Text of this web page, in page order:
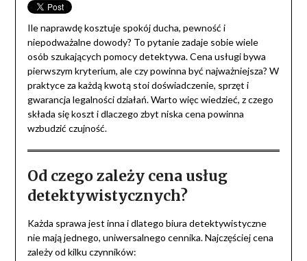
Ile naprawdę kosztuje spokój ducha, pewność i
niepodważalne dowody? To pytanie zadaje sobie wiele
osób szukających pomocy detektywa. Cena usługi bywa
pierwszym kryterium, ale czy powinna być najważniejsza? W
praktyce za każdą kwotą stoi doświadczenie, sprzęt i
gwarancja legalności działań. Warto więc wiedzieć, z czego
składa się koszt i dlaczego zbyt niska cena powinna
wzbudzić czujność.
Od czego zależy cena usług
detektywistycznych?
Każda sprawa jest inna i dlatego biura detektywistyczne
nie mają jednego, uniwersalnego cennika. Najczęściej cena
zależy od kilku czynników: